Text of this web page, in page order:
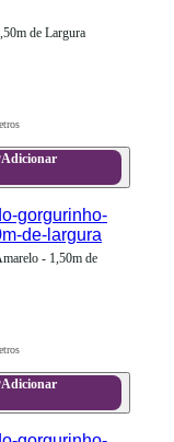
de Largura
Adicionar
- 1,50m de
Adicionar